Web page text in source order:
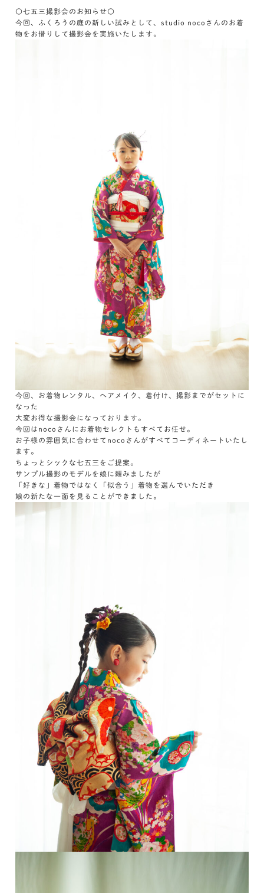
〇七五三撮影会のお知らせ〇
今回、ふくろうの庭の新しい試みとして、studio nocoさんのお着
物をお借りして撮影会を実施いたします。
今回、お着物レンタル、ヘアメイク、着付け、撮影までがセットに
なった
大変お得な撮影会になっております。
今回はnocoさんにお着物セレクトもすべてお任せ。
お子様の雰囲気に合わせてnocoさんがすべてコーディネートいたし
ます。
ちょっとシックな七五三をご提案。
サンプル撮影のモデルを娘に頼みましたが
「好きな」着物ではなく「似合う」着物を選んでいただき
娘の新たな一面を見ることができました。